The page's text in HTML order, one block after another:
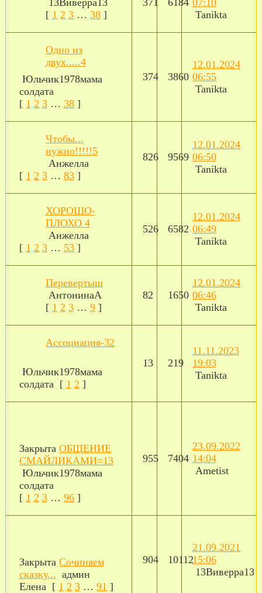
[ 1 2 3 … 38 ]
Tanikta
Одно из
двух.....4
Юльчик1978мама
солдата
[ 1 2 3 … 38 ]
374 3860
12.01.2024
06:55
Tanikta
Чтобы...
нужно!!!!!5
Анжелла
[ 1 2 3 … 83 ]
826 9569
12.01.2024
06:50
Tanikta
ХОРОШО-
ПЛОХО 4
Анжелла
[ 1 2 3 … 53 ]
526 6582
12.01.2024
06:49
Tanikta
Перевертыш
АнтонинаА
[ 1 2 3 … 9 ]
82 1650
12.01.2024
06:46
Tanikta
Ассоциация-32
Юльчик1978мама
солдата [ 1 2 ]
13 219
11.11.2023
19:03
Tanikta
Закрыта ОБЩЕНИЕ
СМАЙЛИКАМИ=13
Юльчик1978мама
солдата
[ 1 2 3 … 96 ]
955 7404
23.09.2022
14:04
Ametist
Закрыта Сочиняем
сказку... админ
Елена [ 1 2 3 … 91 ]
904 10112
21.09.2021
15:06
13Виверра13